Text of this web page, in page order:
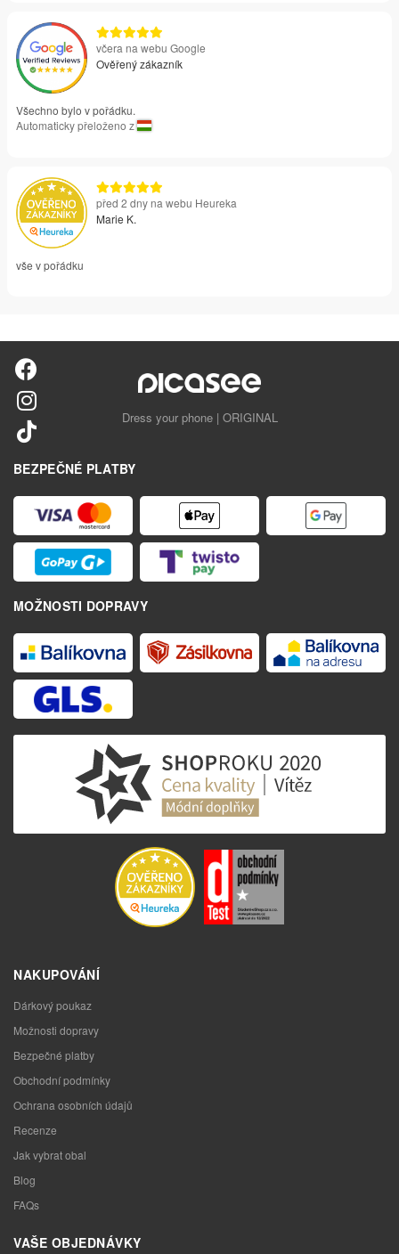
včera na webu Google
Ověřený zákazník
Všechno bylo v pořádku.
Automaticky přeloženo z
před 2 dny na webu Heureka
Marie K.
vše v pořádku
Dress your phone | ORIGINAL
BEZPEČNÉ PLATBY
MOŽNOSTI DOPRAVY
NAKUPOVÁNÍ
Dárkový poukaz
Možnosti dopravy
Bezpečné platby
Obchodní podmínky
Ochrana osobních údajů
Recenze
Jak vybrat obal
Blog
FAQs
VAŠE OBJEDNÁVKY